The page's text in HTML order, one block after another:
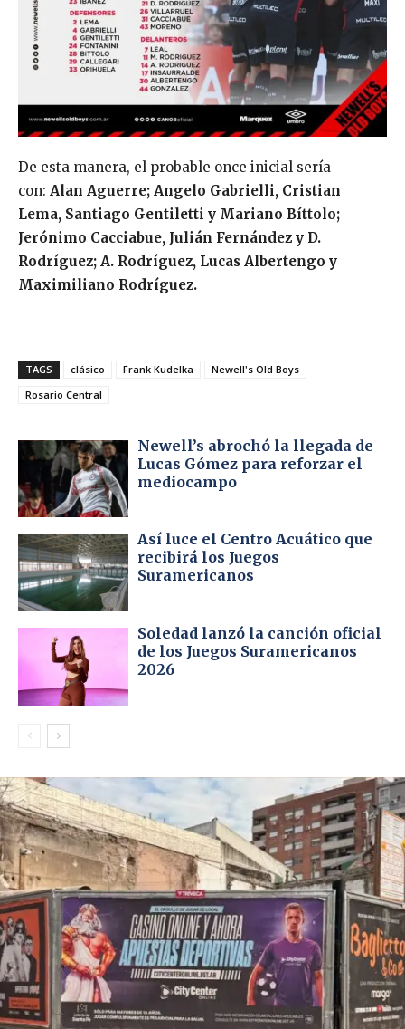
De esta manera, el probable once inicial sería
con: Alan Aguerre; Angelo Gabrielli, Cristian
Lema, Santiago Gentiletti y Mariano Bíttolo;
Jerónimo Cacciabue, Julián Fernández y D.
Rodríguez; A. Rodríguez, Lucas Albertengo y
Maximiliano Rodríguez.
TAGS clásico Frank Kudelka
Newell's Old Boys
Rosario Central
Newell’s abrochó la llegada de
Lucas Gómez para reforzar el
mediocampo
Así luce el Centro Acuático que
recibirá los Juegos
Suramericanos
Soledad lanzó la canción oficial
de los Juegos Suramericanos
2026